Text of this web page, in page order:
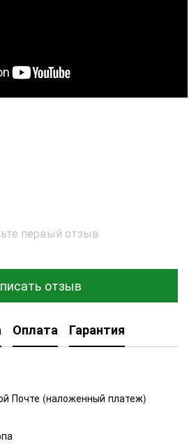
первый отзыв
отзыв
Оплата Гарантия
Почте (наложенный платеж)